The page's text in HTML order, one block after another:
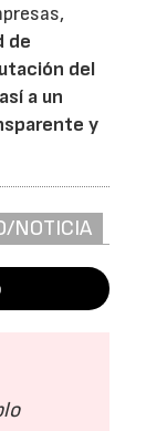
de
del
a un
y
NOTICIA